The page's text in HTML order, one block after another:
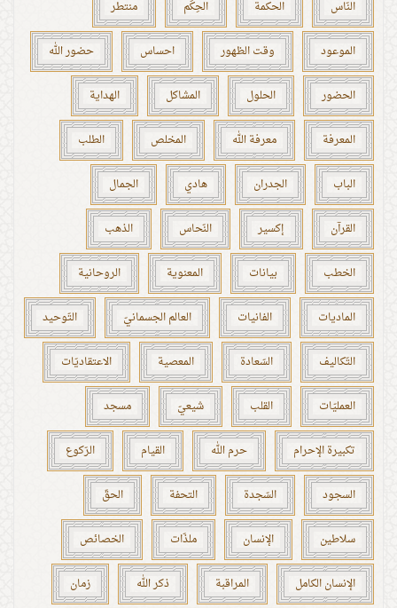
النّاس الحكمة الحِكَم منتطر
الموعود وقت الظهور احساس حضور الله
الحضور الحلول المشاكل الهداية
المعرفة معرفة الله المخلص الطلب
الباب الجدران هادي الجمال
القرآن إكسير النّحاس الذهب
الخطب بيانات المعنوية الروحانية
الماديات الفانيات العالم الجسمانيّ التّوحيد
التّكاليف السّعادة المعصية الاعتقاديّات
العمليّات القلب شيعيّ مسجد
تكبيرة الإحرام حرم الله القيام الرّكوع
السجود السّجدة التحفة الحقّ
سلاطين الإنسان ملذّات الخصائص
الإنسان الكامل المراقبة ذكر الله زمان